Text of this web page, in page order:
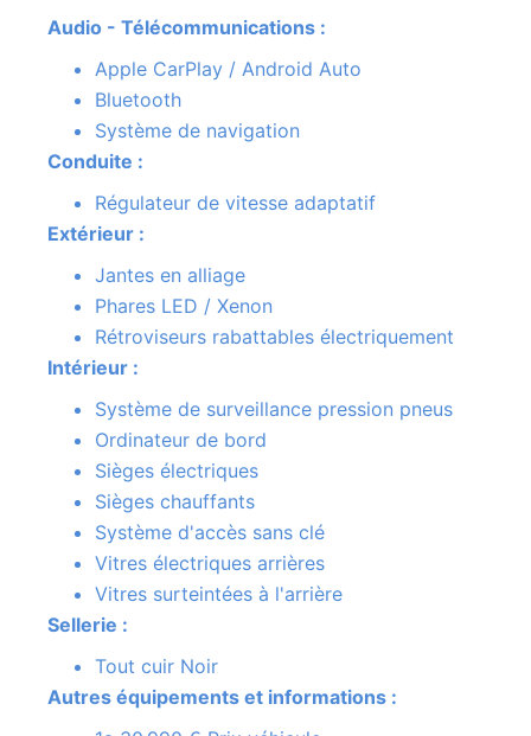
Audio - Télécommunications :
Apple CarPlay / Android Auto
Bluetooth
Système de navigation
Conduite :
Régulateur de vitesse adaptatif
Extérieur :
Jantes en alliage
Phares LED / Xenon
Rétroviseurs rabattables électriquement
Intérieur :
Système de surveillance pression pneus
Ordinateur de bord
Sièges électriques
Sièges chauffants
Système d'accès sans clé
Vitres électriques arrières
Vitres surteintées à l'arrière
Sellerie :
Tout cuir Noir
Autres équipements et informations :